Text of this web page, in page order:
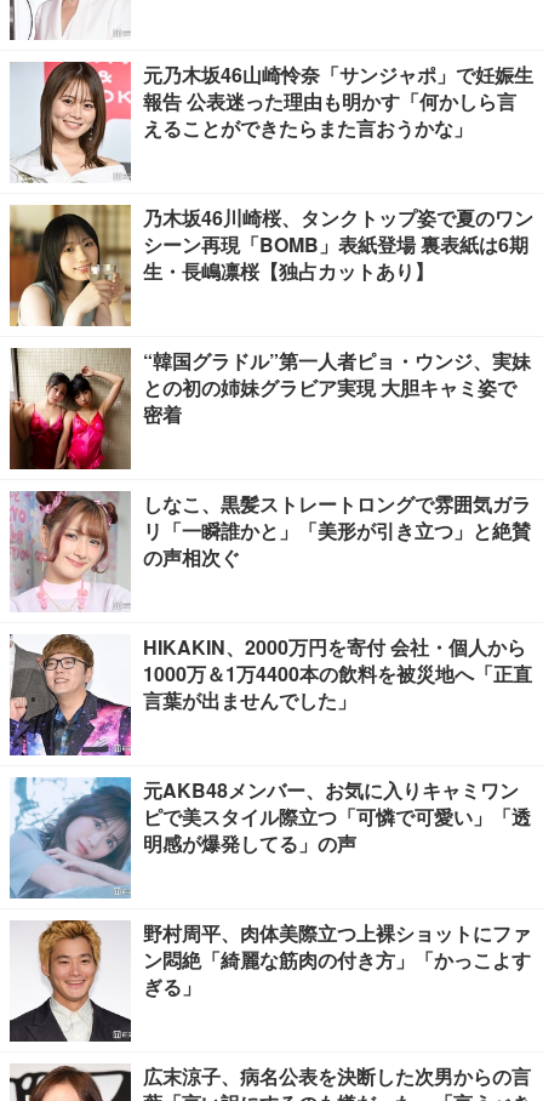
元乃木坂46山崎怜奈「サンジャポ」で妊娠生
報告 公表迷った理由も明かす「何かしら言
えることができたらまた言おうかな」
乃木坂46川崎桜、タンクトップ姿で夏のワン
シーン再現「BOMB」表紙登場 裏表紙は6期
生・長嶋凛桜【独占カットあり】
“韓国グラドル”第一人者ピョ・ウンジ、実妹
との初の姉妹グラビア実現 大胆キャミ姿で
密着
しなこ、黒髪ストレートロングで雰囲気ガラ
リ「一瞬誰かと」「美形が引き立つ」と絶賛
の声相次ぐ
HIKAKIN、2000万円を寄付 会社・個人から
1000万＆1万4400本の飲料を被災地へ「正直
言葉が出ませんでした」
元AKB48メンバー、お気に入りキャミワン
ピで美スタイル際立つ「可憐で可愛い」「透
明感が爆発してる」の声
野村周平、肉体美際立つ上裸ショットにファ
ン悶絶「綺麗な筋肉の付き方」「かっこよす
ぎる」
広末涼子、病名公表を決断した次男からの言